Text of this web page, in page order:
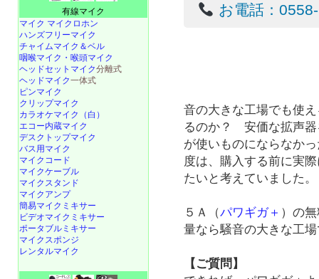
お電話：
音の大きな工場でも使
るのか？ 安価な拡声器
が使いものにならなか
度は、購入する前に実
たいと考えていました。
５Ａ（パワギガ＋ ）の
量なら騒音の大きな工
【ご質問】
有線マイク
マイク マイクロホン
ハンズフリーマイク
チャイムマイク＆ベル
咽喉マイク・喉頭マイク
ヘッドセットマイク分離式
ヘッドマイク一体式
ピンマイク
クリップマイク
カラオケマイク（白）
エコー内蔵マイク
デスクトップマイク
バス用マイク
マイクコード
マイクケーブル
マイクスタンド
マイクアンプ
簡易マイクミキサー
ビデオマイクミキサー
ポータブルミキサー
マイクスポンジ
レンタルマイク